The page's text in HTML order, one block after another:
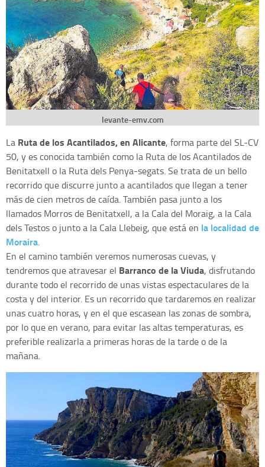
levante-emv.com
La Ruta de los Acantilados, en Alicante, forma parte del SL-CV
50, y es conocida también como la Ruta de los Acantilados de
Benitatxell o la Ruta dels Penya-segats. Se trata de un bello
recorrido que discurre junto a acantilados que llegan a tener
más de cien metros de caída. También pasa junto a los
llamados Morros de Benitatxell, a la Cala del Moraig, a la Cala
dels Testos o junto a la Cala Llebeig, que está en la localidad de
Moraira.
En el camino también veremos numerosas cuevas, y
tendremos que atravesar el Barranco de la Viuda, disfrutando
durante todo el recorrido de unas vistas espectaculares de la
costa y del interior. Es un recorrido que tardaremos en realizar
unas cuatro horas, y en el que escasean las zonas de sombra,
por lo que en verano, para evitar las altas temperaturas, es
preferible realizarla a primeras horas de la tarde o de la
mañana.